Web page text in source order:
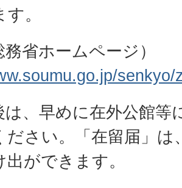
。
省ホームページ）
senkyo/
、早めに在外公館等
ださい。「在留届」は
ができます。